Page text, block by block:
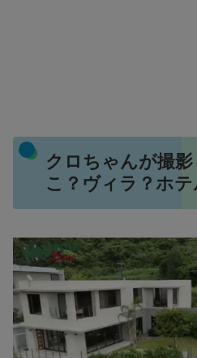
クロちゃんが撮
こ？ヴィラ？ホテ